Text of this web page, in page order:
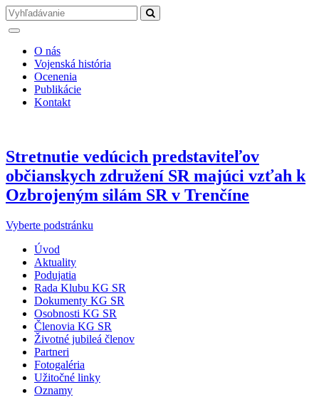
O nás
Vojenská história
Ocenenia
Publikácie
Kontakt
Stretnutie vedúcich predstaviteľov
občianskych združení SR majúci vzťah k
Ozbrojeným silám SR v Trenčíne
Vyberte podstránku
Úvod
Aktuality
Podujatia
Rada Klubu KG SR
Dokumenty KG SR
Osobnosti KG SR
Členovia KG SR
Životné jubileá členov
Partneri
Fotogaléria
Užitočné linky
Oznamy